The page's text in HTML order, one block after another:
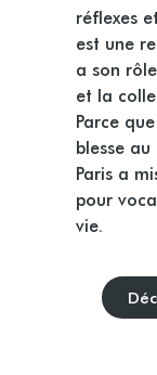
réflexes
est une
a son
et la
Parce
blesse
Paris a
pour
vie.